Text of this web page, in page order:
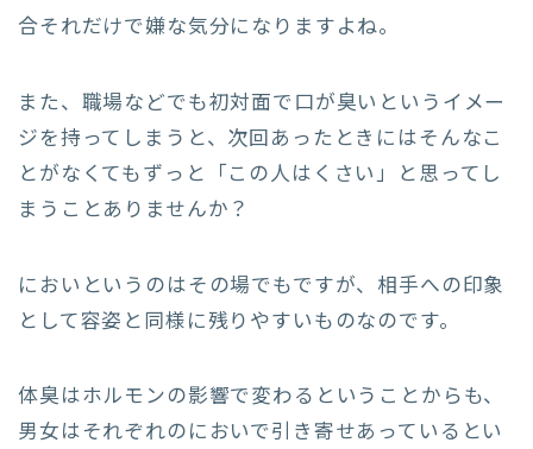
合それだけで嫌な気分になりますよね。
また、職場などでも初対面で口が臭いというイメー
ジを持ってしまうと、次回あったときにはそんなこ
とがなくてもずっと「この人はくさい」と思ってし
まうことありませんか？
においというのはその場でもですが、相手への印象
として容姿と同様に残りやすいものなのです。
体臭はホルモンの影響で変わるということからも、
男女はそれぞれのにおいで引き寄せあっているとい